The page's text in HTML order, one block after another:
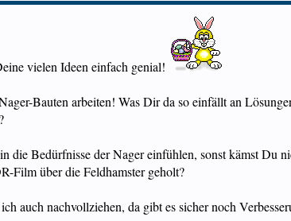
vielen Ideen einfach genial!
Bauten arbeiten! Was Dir da so einfällt an
die Bedürfnisse der Nager einfühlen, sonst kämst Du
Film über die Feldhamster geholt?
auch nachvollziehen, da gibt es sicher noch